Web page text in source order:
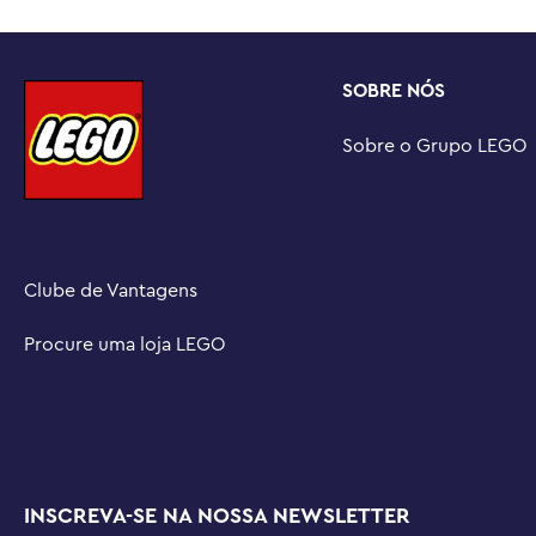
modelos em 3D, salvar conjuntos e acompanhar o
construir e brincar oferece às crianças um universo em
práticas de super-heróis
Conjunto de brinquedos montável com 394 peças – O
Clube de Vantagens
Procure uma loja LEGO
SOBRE NÓS
Sobre o Grupo LEGO
INSCREVA-SE NA NOSSA NEWSLETTER